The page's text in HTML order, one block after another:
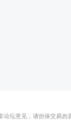
论坛意见，请担保交易勿